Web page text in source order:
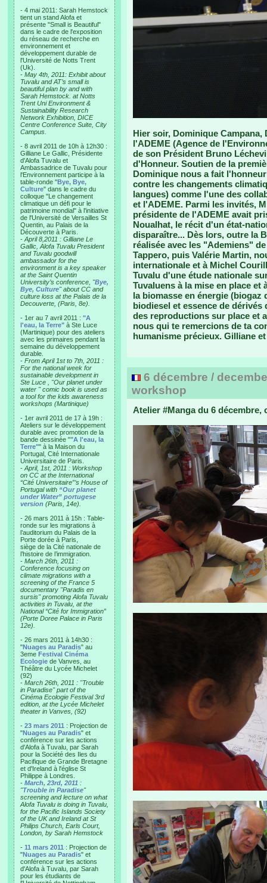
- 4 mai 2011: Sarah Hemstock
tient un stand Alofa et
présente "Small is Beautiful"
dans le cadre de l'exposition
du réseau de recherche en
environnement et
développement durable de
l'Université de Notts Trent
(Uk).
- May 4th, 2011: Exhibit about
Tuvalu and AT’s small is
beautiful plan by and with
Sarah Hemstock. at Notts
Trent Uni Environment &
Sustainability Research
Network Exhibition, DICE
Centre Conference Suite, City
Campus.
- 8 avril 2011 de 10h à 12h30 :
Gilliane Le Gallic, Présidente
d'Alofa Tuvalu et
Ambassadrice de Tuvalu pour
l'Environnement participe à la
table-ronde "Bye, Bye,
Culture" dans le cadre du
colloque "Le changement
climatique un défi pour le
patrimoine mondial" à l'initiative
de l'Université de Versailles St
Quentin, au Palais de la
Découverte à Paris.
- April 8,2011 : Gilliane Le
Gallic, Alofa Tuvalu President
and Tuvalu goodwill
ambassador for the
environment is a key speaker
at the Saint Quentin
University’s conference, "Bye,
Bye, Culture" about CC and
culture loss at the Palais de la
Decouverte, (Paris, 8e).
- 1er au 7 avril 2011 : "A
l'eau, la Terre" à Ste Luce
(Martinique) pour des ateliers
avec les primaires pendant la
semaine du développement
durable.
- From April 1st to 7th, 2011 :
For the national week for
sustainable development in
Ste Luce , "Our planet under
water " comic book is used as
a tool for the kids awareness
workshops (Martinique)
- 1er avril 2011 de 17 à 19h :
Ateliers sur le développement
durable avec promotion de la
bande dessinée ""A l'eau, la
Terre"" à la Maison du
Portugal, Cité Internationale
Universitaire de Paris.
- April, 1st, 2011 : Workshop
on CC at the International
“Cité Universitaire”’s House of
Portugal with “Our planet
under Water” portugese
version (Paris, 14e).
- 26 mars 2011 à 15h : Table-
ronde sur les migrations à
l’auditorium du Palais de la
Porte dorée à Paris,
siège de la Cité nationale de
l’histoire de l’immigration.
- March 26th, 2011 :
Conference focusing on
climate migrations with a
screening of the France 5
documentary "Paradis en
sursis" promoting Alofa Tuvalu
activities in Tuvalu, at the
National “Cité for Immigration”
(Porte Doree Palace in Paris
12e).
- 26 mars 2011 à 14h30 :
"Nuages au Paradis" au
3eme Festival Cinéma
Ecologie de Vanves, au
Théâtre du Lycée Michelet
(92)
- March 26th, 2011 : "Trouble
in Paradise" part of the
Cinéma Ecologie Festival 3rd
edition, at the Lycée Michelet
theater in Vanves, (92)
- 23 mars 2011 : Projection de
"Nuages au Paradis" et
conférence sur les actions
d'Alofa à Tuvalu, par Sarah
pour la Société des Iles du
Pacifique de Grande Bretagne
et d'Ireland à l'église St
Philippe à Londres.
- March, 23rd, 2011 :
"Trouble in Paradise"
screening and lecture on what
Alofa Tuvalu is doing in Tuvalu,
for the Pacific Islands Society
of the UK and Ireland at St
Philips Church, Earls Court,
London, by Sarah Hemstock
- 11 mars 2011 : Projection de
"Nuages au Paradis" et
conférence sur les actions
d'Alofa à Tuvalu, par Sarah
pour les étudiants de
Hier soir, Dominique
l'ADEME (Agence de
de son Président Bruno
d'Honneur. Soutien de la
Dominique nous a fait
contre les changements
langues) comme l'une des
et l'ADEME. Parmi les invités,
présidente de l'ADEME avait
Noualhat, le récit d'un état-
disparaître... Dès lors, outre la
réalisée avec les "Ademiens"
Tappero, puis Valérie Martin,
internationale et à Michel
Tuvalu d'une étude nationale
Tuvaluens à la mise en place
la biomasse en énergie
biodiesel et essence de
des reproductions sur place et
nous qui te remercions de ta
humanisme précieux. Gilliane
6 décembre /
workshop
Atelier #Manga du 6